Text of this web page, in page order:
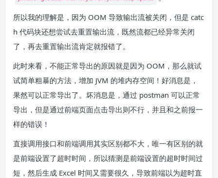
所以我的理解是，因为 OOM 导致输出流被关闭，但是 catc
h 代码块还想尝试去重置输出流，既然流都已经异常关闭
了，再去重置输出流肯定就报错了。
此时来看，不能正常导出的原因就是因为 OOM，那么就试
试简单粗暴的方法，增加 JVM 的堆内存空间！好消息是，
果然可以正常导出了。坏消息是，通过 postman 可以正常
导出，但是通过前端页面点击导出则不行，并且和之前报一
样的错误！
直接调用接口和前端调用其实区别都不大，唯一有区别的就
是前端设置了超时时间，所以猜测是前端设置的超时时间过
短，然后生成 Excel 时间又需要很久，导致前端以为超时直